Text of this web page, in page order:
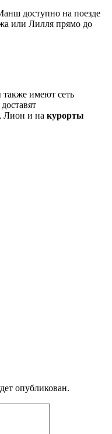
доступно на поезде
или Лилля прямо до
также имеют сеть
Лион и на курорты
опубликован.